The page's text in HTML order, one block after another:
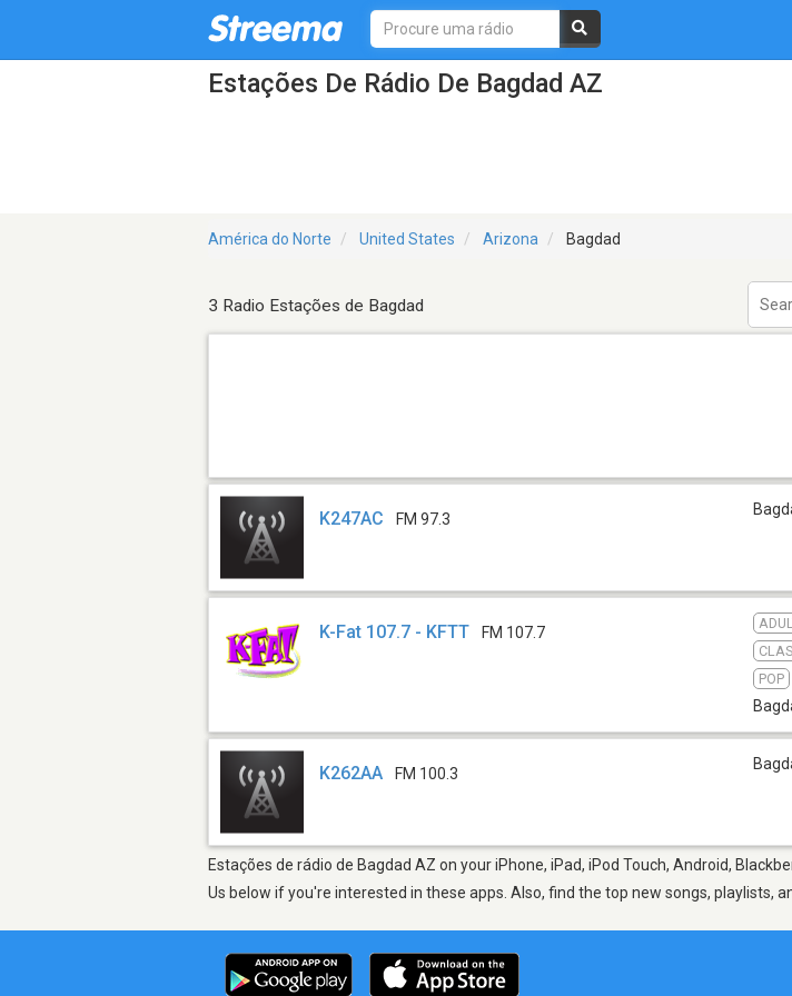
Estações De Rádio De Bagdad AZ
América do Norte United States Arizona Bagdad
3 Radio Estações de Bagdad
K247AC FM 97.3
K-Fat 107.7 - KFTT FM 107.7
POP
K262AA FM 100.3
Estações de rádio de Bagdad AZ on your iPhone, iPad, iPod Touch, Android,
Us below if you're interested in these apps. Also, find the top new songs, playlists,